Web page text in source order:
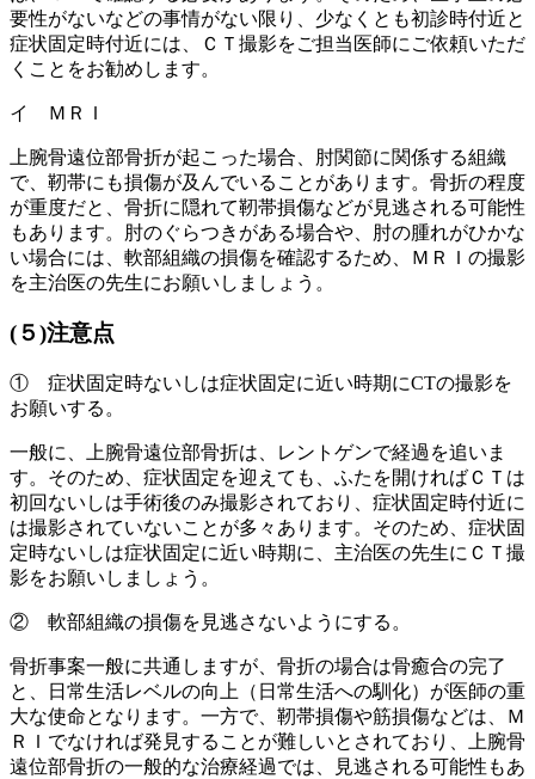
要性がないなどの事情がない限り、少なくとも初診時付近と
症状固定時付近には、ＣＴ撮影をご担当医師にご依頼いただ
くことをお勧めします。
イ ＭＲＩ
上腕骨遠位部骨折が起こった場合、肘関節に関係する組織
で、靭帯にも損傷が及んでいることがあります。骨折の程度
が重度だと、骨折に隠れて靭帯損傷などが見逃される可能性
もあります。肘のぐらつきがある場合や、肘の腫れがひかな
い場合には、軟部組織の損傷を確認するため、ＭＲＩの撮影
を主治医の先生にお願いしましょう。
(５)注意点
① 症状固定時ないしは症状固定に近い時期にCTの撮影を
お願いする。
一般に、上腕骨遠位部骨折は、レントゲンで経過を追いま
す。そのため、症状固定を迎えても、ふたを開ければＣＴは
初回ないしは手術後のみ撮影されており、症状固定時付近に
は撮影されていないことが多々あります。そのため、症状固
定時ないしは症状固定に近い時期に、主治医の先生にＣＴ撮
影をお願いしましょう。
② 軟部組織の損傷を見逃さないようにする。
骨折事案一般に共通しますが、骨折の場合は骨癒合の完了
と、日常生活レベルの向上（日常生活への馴化）が医師の重
大な使命となります。一方で、靭帯損傷や筋損傷などは、Ｍ
ＲＩでなければ発見することが難しいとされており、上腕骨
遠位部骨折の一般的な治療経過では、見逃される可能性もあ